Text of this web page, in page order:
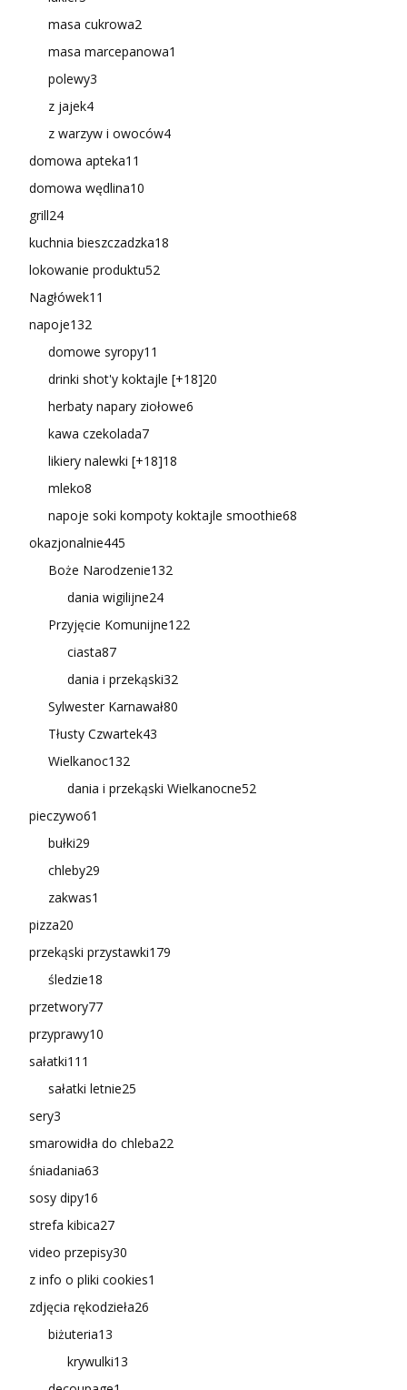
masa cukrowa2
masa marcepanowa1
polewy3
z jajek4
z warzyw i owoców4
domowa apteka11
domowa wędlina10
grill24
kuchnia bieszczadzka18
lokowanie produktu52
Nagłówek11
napoje132
domowe syropy11
drinki shot'y koktajle [+18]20
herbaty napary ziołowe6
kawa czekolada7
likiery nalewki [+18]18
mleko8
napoje soki kompoty koktajle smoothie68
okazjonalnie445
Boże Narodzenie132
dania wigilijne24
Przyjęcie Komunijne122
ciasta87
dania i przekąski32
Sylwester Karnawał80
Tłusty Czwartek43
Wielkanoc132
dania i przekąski Wielkanocne52
pieczywo61
bułki29
chleby29
zakwas1
pizza20
przekąski przystawki179
śledzie18
przetwory77
przyprawy10
sałatki111
sałatki letnie25
sery3
smarowidła do chleba22
śniadania63
sosy dipy16
strefa kibica27
video przepisy30
z info o pliki cookies1
zdjęcia rękodzieła26
biżuteria13
krywulki13